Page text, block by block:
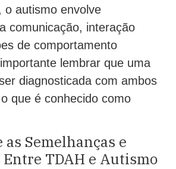
o autismo envolve
comunicação, interação
de comportamento
lembrar que uma
diagnosticada com ambos
que é conhecido como
Semelhanças e
TDAH e Autismo